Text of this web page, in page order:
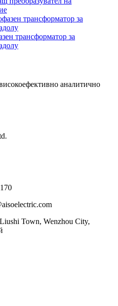
трансформатор за
аналитично
Town, Wenzhou City,